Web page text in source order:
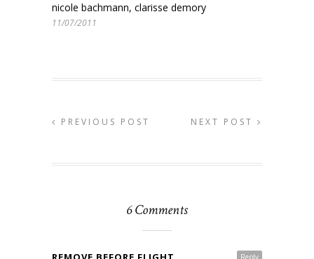
nicole bachmann, clarisse demory
11/07/2011
PREVIOUS POST NEXT POST
6 Comments